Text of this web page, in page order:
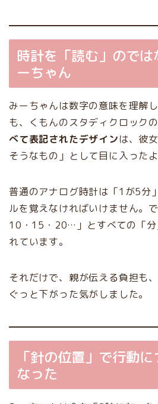
時計を「読む」ので
ーちゃん
みーちゃんは数字の意味を理解
も、くもんのスタディクロック
べて表記されたデザインは、彼
そうなもの」として目に入ったよ
普通のアナログ時計は「1が5分
ルを覚えなければいけません。
10・15・20…」とすべての「分
れています。
それだけで、親が伝える負担も
ぐっと下がった気がしました。
「針の位置」で行動
なった